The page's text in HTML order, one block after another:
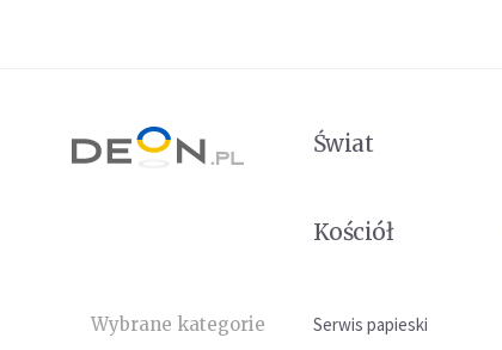
Świat
Kościół
Wybrane kategorie Serwis papieski